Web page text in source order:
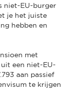
niet-EU-burger
je het juiste
hebben en
met
een niet-EU-
aan passief
te krijgen